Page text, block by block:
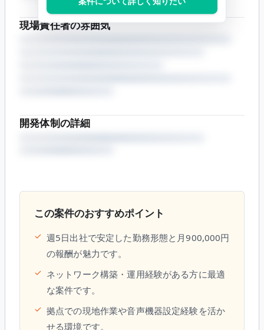
現場責任者の雰囲気
開発体制の詳細
この案件のおすすめポイント
✓ 週5日出社で安定した勤務形態と月900,000円
の報酬が魅力です。
✓ ネットワーク構築・運用経験がある方に最適
な案件です。
✓ 拠点での現地作業や音声機器設定経験を活か
せる環境です。